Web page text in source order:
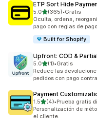
ETP Sort Hide
5.0de 5 estrellas
(365)
365 reseñas en total
•Gratis
Oculta, ordena,
pago con reglas de pago
Built for Shopify
Upfront: COD &
5.0de 5 estrellas
(1)
1 reseñas en total
•Gratis
Reduce las
pedidos con pago
Payment
1.5de 5 estrellas
(4)
4 reseñas en total
•Prueba gratis
Personalización de
el cliente.